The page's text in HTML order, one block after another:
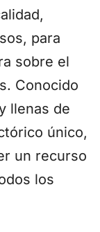
para
sobre el
Conocido
llenas de
único,
un recurso
los